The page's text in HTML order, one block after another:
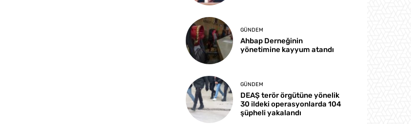
GÜNDEM
Ahbap Derneğinin
yönetimine kayyum atandı
GÜNDEM
DEAŞ terör örgütüne yönelik
30 ildeki operasyonlarda 104
şüpheli yakalandı